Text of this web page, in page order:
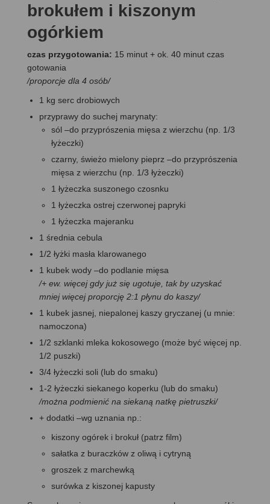
brokułem i kiszonym
ogórkiem
czas przygotowania: 15 minut + ok. 40 minut czas
gotowania
/proporcje dla 4 osób/
1 kg serc drobiowych
przyprawy do suchej marynaty:
sól –do przyprószenia mięsa z wierzchu (np. 1/3
łyżeczki)
czarny, świeżo mielony pieprz –do przyprószenia
mięsa z wierzchu (np. 1/3 łyżeczki)
1 łyżeczka suszonego czosnku
1 łyżeczka ostrej czerwonej papryki
1 łyżeczka majeranku
1 średnia cebula
1/2 łyżki masła klarowanego
1 kubek wody –do podlanie mięsa
/+ ew. więcej gdy już się ugotuje, tak by uzyskać
mniej więcej proporcję 2:1 płynu do kaszy/
1 kubek jasnej, niepalonej kaszy gryczanej (u mnie:
namoczona)
1/2 szklanki mleka kokosowego (może być więcej np.
1/2 puszki)
3/4 łyżeczki soli (lub do smaku)
1-2 łyżeczki siekanego koperku (lub do smaku)
/można podmienić na siekaną natkę pietruszki/
+ dodatki –wg uznania np.:
kiszony ogórek i brokuł (patrz film)
sałatka z buraczków z oliwą i cytryną
groszek z marchewką
surówka z kiszonej kapusty